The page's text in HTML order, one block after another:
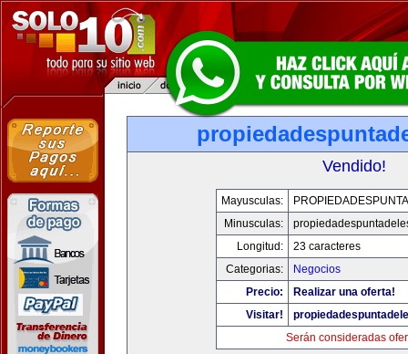
Vendido!
Mayusculas:
Minusculas:
Longitud:
23 caracteres
Categorias:
Negocios
Precio:
Realizar una oferta!
Visitar!
Serán consideradas